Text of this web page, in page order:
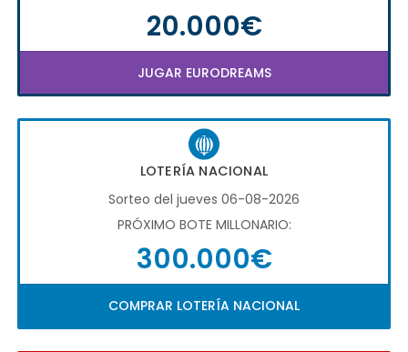
20.000€
JUGAR EURODREAMS
LOTERÍA NACIONAL
Sorteo del jueves 06-08-2026
PRÓXIMO BOTE MILLONARIO:
300.000€
COMPRAR LOTERÍA NACIONAL